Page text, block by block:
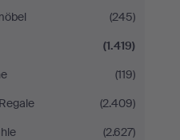
(245)
(1.419)
(119)
(2.409)
(2.627)